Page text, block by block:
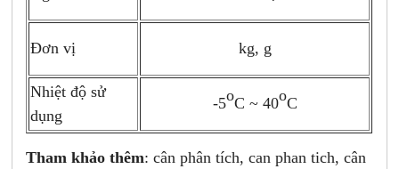
Đơn vị kg, g
Nhiệt độ sử
dụng
-5oC ~ 40oC
Tham khảo thêm: cân phân tích, can phan tich, cân